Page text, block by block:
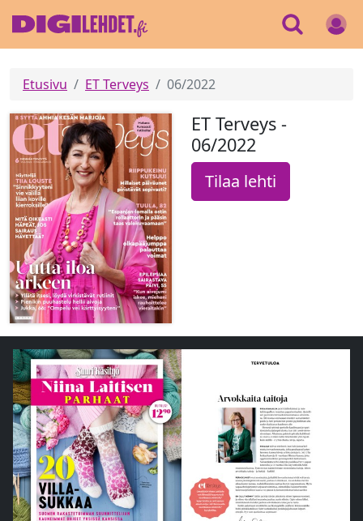
Etusivu ET Terveys 06/2022
ET Terveys -
06/2022
Tilaa lehti